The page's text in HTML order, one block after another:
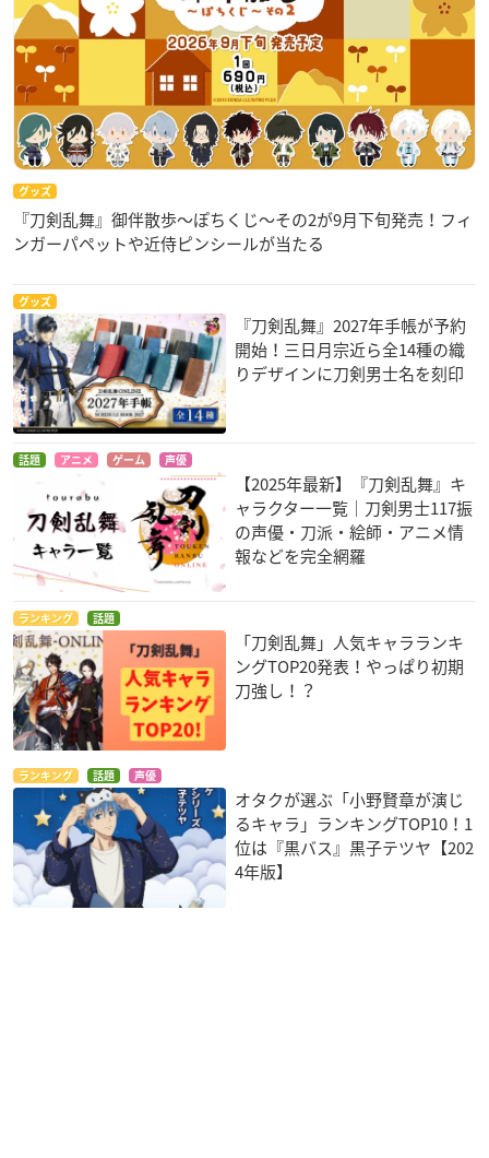
グッズ
『刀剣乱舞』御伴散歩～ぽちくじ～その2が9月下旬発売！フィ
ンガーパペットや近侍ピンシールが当たる
グッズ
『刀剣乱舞』2027年手帳が予約
開始！三日月宗近ら全14種の織
りデザインに刀剣男士名を刻印
話題 アニメ ゲーム 声優
【2025年最新】『刀剣乱舞』キ
ャラクター一覧｜刀剣男士117振
の声優・刀派・絵師・アニメ情
報などを完全網羅
ランキング 話題
「刀剣乱舞」人気キャラランキ
ングTOP20発表！やっぱり初期
刀強し！？
ランキング 話題 声優
オタクが選ぶ「小野賢章が演じ
るキャラ」ランキングTOP10！1
位は『黒バス』黒子テツヤ【202
4年版】